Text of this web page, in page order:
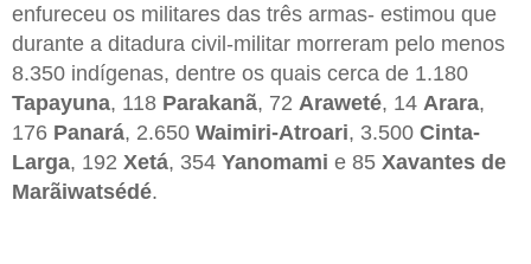
enfureceu os militares das três armas- estimou que
durante a ditadura civil-militar morreram pelo menos
8.350 indígenas, dentre os quais cerca de 1.180
Tapayuna, 118 Parakanã, 72 Araweté, 14 Arara,
176 Panará, 2.650 Waimiri-Atroari, 3.500 Cinta-
Larga, 192 Xetá, 354 Yanomami e 85 Xavantes de
Marãiwatsédé.